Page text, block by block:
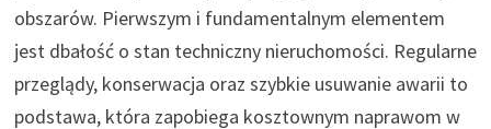
obszarów. Pierwszym i fundamentalnym elementem
jest dbałość o stan techniczny nieruchomości. Regularne
przeglądy, konserwacja oraz szybkie usuwanie awarii to
podstawa, która zapobiega kosztownym naprawom w